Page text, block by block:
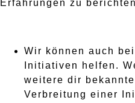
Erfahrungen zu
Wir können auch
Initiativen helfen.
weitere dir
Verbreitung einer